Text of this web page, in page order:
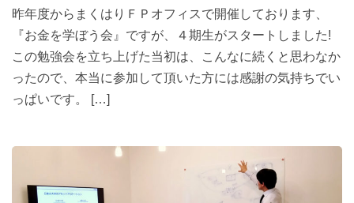
昨年度からまくはりＦＰオフィスで開催しております、
『お金を学ぼう会』ですが、４期生がスタートしました!
この勉強会を立ち上げた当初は、こんなに続くと思わなか
ったので、本当に参加して頂いた方には感謝の気持ちでい
っぱいです。 […]